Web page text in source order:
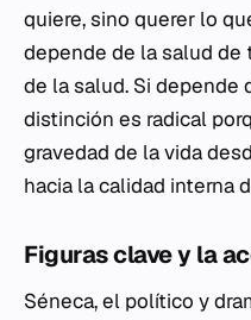
quiere, sino querer lo
depende de la salud de
de la salud. Si depende
distinción es radical
gravedad de la vida
hacia la calidad interna
Figuras clave y la
Séneca, el político y